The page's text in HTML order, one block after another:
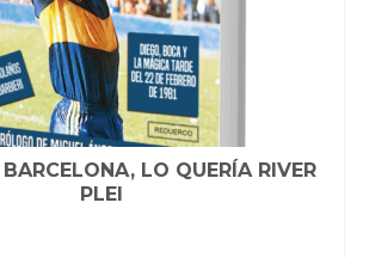
LO QUERÍA RIVER
PLEI